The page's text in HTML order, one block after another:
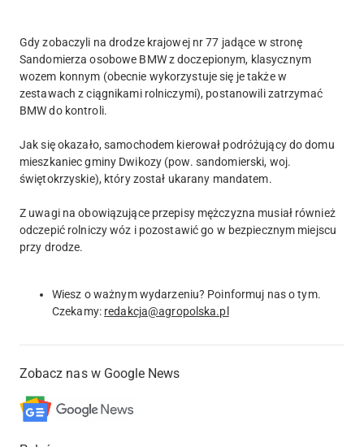
Gdy zobaczyli na drodze krajowej nr 77 jadące w stronę
Sandomierza osobowe BMW z doczepionym, klasycznym
wozem konnym (obecnie wykorzystuje się je także w
zestawach z ciągnikami rolniczymi), postanowili zatrzymać
BMW do kontroli.
Jak się okazało, samochodem kierował podróżujący do domu
mieszkaniec gminy Dwikozy (pow. sandomierski, woj.
świętokrzyskie), który został ukarany mandatem.
Z uwagi na obowiązujące przepisy mężczyzna musiał również
odczepić rolniczy wóz i pozostawić go w bezpiecznym miejscu
przy drodze.
Wiesz o ważnym wydarzeniu? Poinformuj nas o tym.
Czekamy: redakcja@agropolska.pl
Zobacz nas w Google News